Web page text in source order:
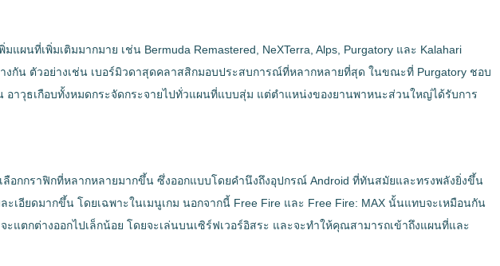
ผนที่เพิ่มเติมมากมาย เช่น Bermuda Remastered, NeXTerra, Alps, Purgatory และ Kalahari
กัน ตัวอย่างเช่น เบอร์มิวดาสุดคลาสสิกมอบประสบการณ์ที่หลากหลายที่สุด ในขณะที่ Purgatory ชอบ
อาวุธเกือบทั้งหมดกระจัดกระจายไปทั่วแผนที่แบบสุ่ม แต่ตำแหน่งของยานพาหนะส่วนใหญ่ได้รับการ
อกกราฟิกที่หลากหลายมากขึ้น ซึ่งออกแบบโดยคำนึงถึงอุปกรณ์ Android ที่ทันสมัยและทรงพลังยิ่งขึ้น
อียดมากขึ้น โดยเฉพาะในเมนูเกม นอกจากนี้ Free Fire และ Free Fire: MAX นั้นแทบจะเหมือนกัน
ะแตกต่างออกไปเล็กน้อย โดยจะเล่นบนเซิร์ฟเวอร์อิสระ และจะทำให้คุณสามารถเข้าถึงแผนที่และ